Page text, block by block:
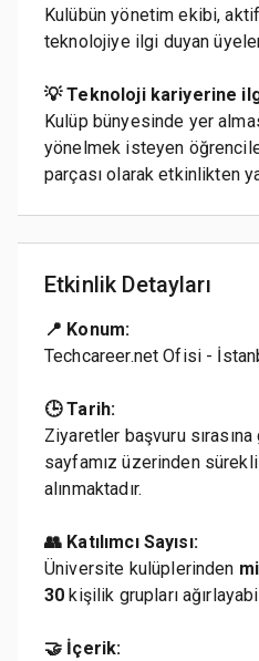
Kulübün yönetim ekibi,
teknolojiye ilgi duyan
💡 Teknoloji kariyerine
Kulüp bünyesinde yer
yönelmek isteyen
parçası olarak etkinlikten
Etkinlik Detayları
📍 Konum:
Techcareer.net Ofisi -
🕒 Tarih:
Ziyaretler başvuru
sayfamız üzerinden
alınmaktadır.
👥 Katılımcı Sayısı:
Üniversite kulüplerinden
30kişilik grupları
🤝 İçerik: